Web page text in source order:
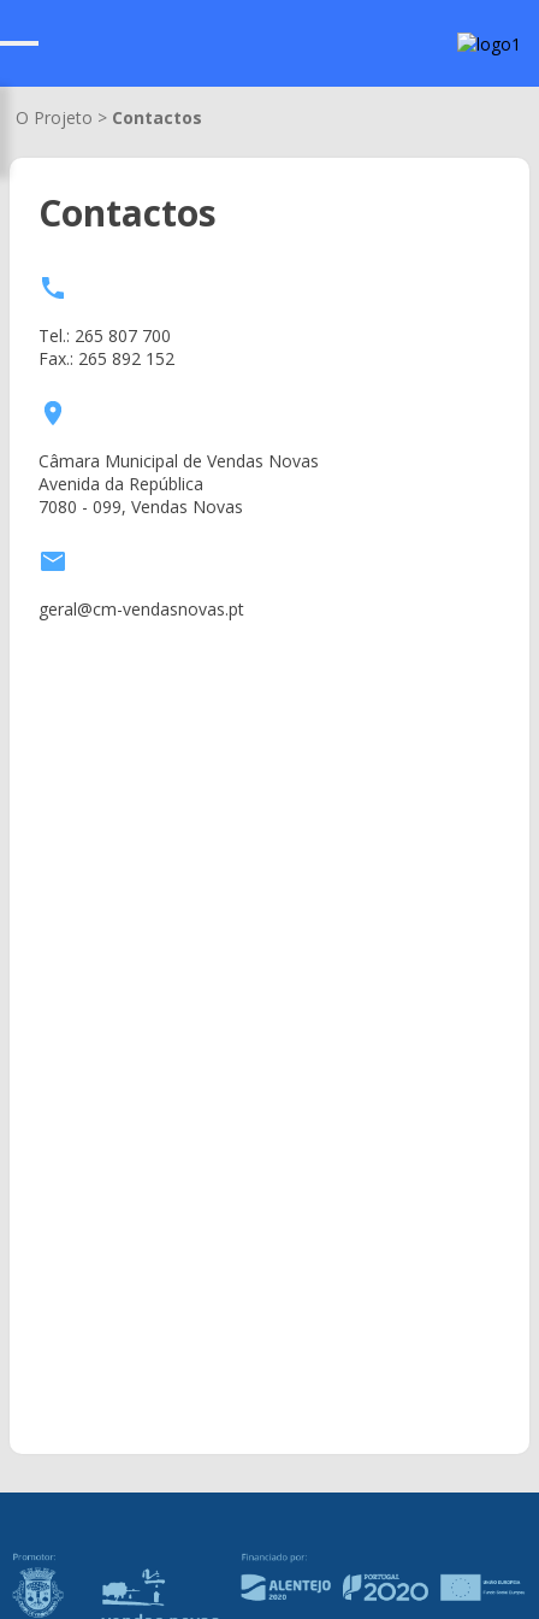
O Projeto > Contactos
Contactos
Tel.: 265 807 700
Fax.: 265 892 152
Câmara Municipal de Vendas Novas
Avenida da República
7080 - 099, Vendas Novas
geral@cm-vendasnovas.pt